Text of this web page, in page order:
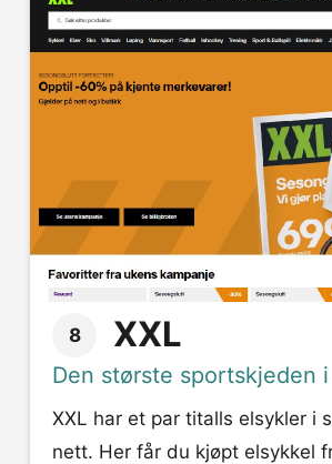
8 XXL
Den største sportskjeden
XXL har et par titalls elsykler i
nett. Her får du kjøpt elsykkel